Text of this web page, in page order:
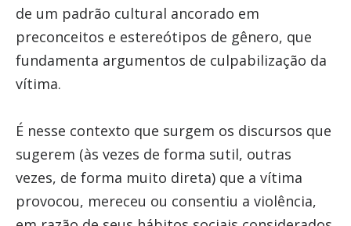
de um padrão cultural ancorado em
preconceitos e estereótipos de gênero, que
fundamenta argumentos de culpabilização da
vítima.
É nesse contexto que surgem os discursos que
sugerem (às vezes de forma sutil, outras
vezes, de forma muito direta) que a vítima
provocou, mereceu ou consentiu a violência,